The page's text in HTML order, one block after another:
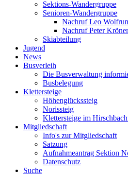
Sektions-Wandergruppe
Senioren-Wandergruppe
Nachruf Leo
Nachruf Peter
Skiabteilung
Jugend
News
Busverleih
Die Busverwaltung
Busbelegung
Klettersteige
Höhenglückssteig
Norissteig
Klettersteige im
Mitgliedschaft
Info's zur Mitgliedschaft
Satzung
Aufnahmeantrag Sektion
Datenschutz
Suche